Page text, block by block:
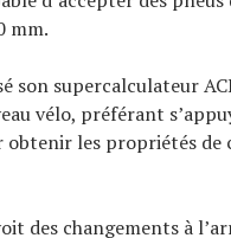
mm.
son supercalculateur
vélo, préférant
obtenir les propriétés de
des changements à